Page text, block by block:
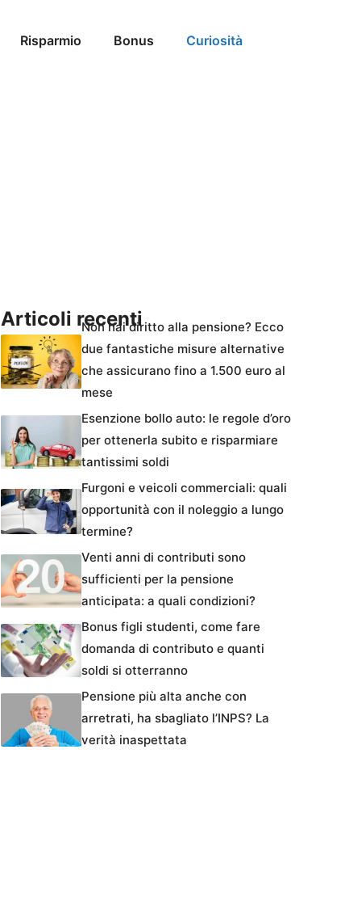
Risparmio Bonus Curiosità
Articoli recentiNon hai diritto alla pensione? Ecco
due fantastiche misure alternative
che assicurano fino a 1.500 euro al
mese
Esenzione bollo auto: le regole d’oro
per ottenerla subito e risparmiare
tantissimi soldi
Furgoni e veicoli commerciali: quali
opportunità con il noleggio a lungo
termine?
Venti anni di contributi sono
sufficienti per la pensione
anticipata: a quali condizioni?
Bonus figli studenti, come fare
domanda di contributo e quanti
soldi si otterranno
Pensione più alta anche con
arretrati, ha sbagliato l’INPS? La
verità inaspettata